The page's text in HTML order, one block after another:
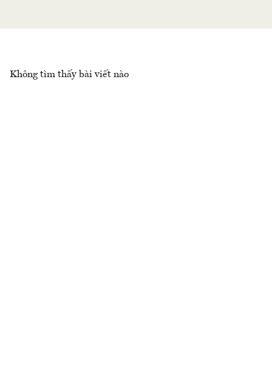
Không tìm thấy bài viết nào